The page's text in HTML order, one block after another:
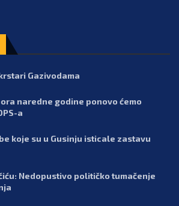
Gazivodama
naredne godine ponovo ćemo
a
koje su u Gusinju isticale zastavu
Nedopustivo političko tumačenje